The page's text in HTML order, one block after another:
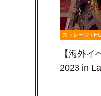
ストレージ /
【海外
2023 in